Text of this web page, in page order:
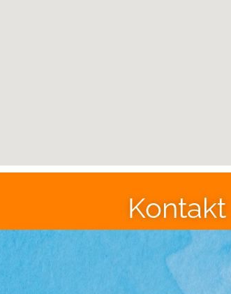
Kontakt